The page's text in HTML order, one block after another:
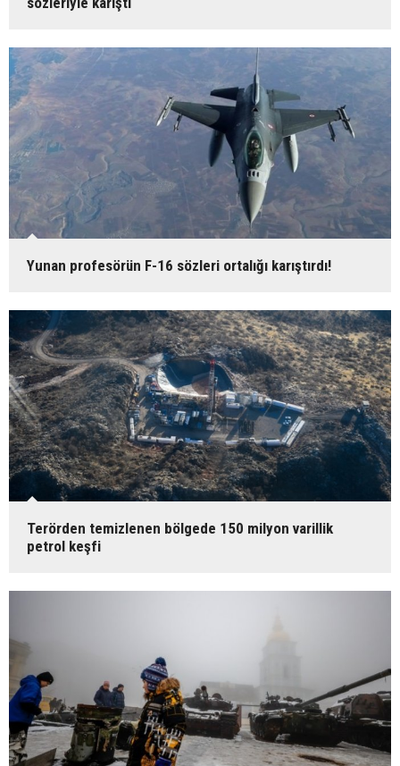
Yunan profesörün F-16 sözleri ortalığı karıştırdı!
Terörden temizlenen bölgede 150 milyon varillik
petrol keşfi